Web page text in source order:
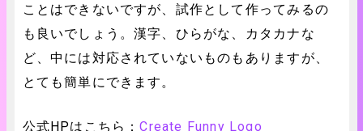
ことはできないですが、試作として作ってみるの
も良いでしょう。漢字、ひらがな、カタカナな
ど、中には対応されていないものもありますが、
とても簡単にできます。
公式HPはこちら：Create Funny Logo